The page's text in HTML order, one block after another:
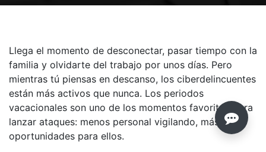
Llega el momento de desconectar, pasar tiempo con la
familia y olvidarte del trabajo por unos días. Pero
mientras tú piensas en descanso, los ciberdelincuentes
están más activos que nunca. Los periodos
vacacionales son uno de los momentos favoritos para
lanzar ataques: menos personal vigilando, más
oportunidades para ellos.